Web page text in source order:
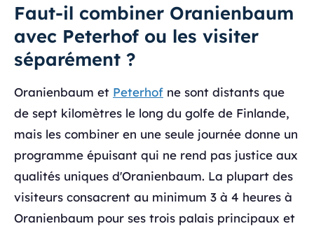
Faut-il combiner Oranienbaum
avec Peterhof ou les visiter
séparément ?
Oranienbaum et Peterhof ne sont distants que
de sept kilomètres le long du golfe de Finlande,
mais les combiner en une seule journée donne un
programme épuisant qui ne rend pas justice aux
qualités uniques d'Oranienbaum. La plupart des
visiteurs consacrent au minimum 3 à 4 heures à
Oranienbaum pour ses trois palais principaux et